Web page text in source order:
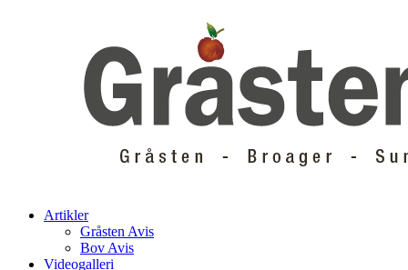
Artikler
Gråsten Avis
Bov Avis
Videogalleri